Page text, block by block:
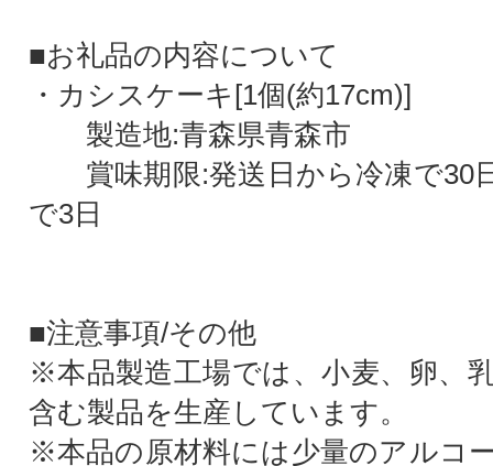
■お礼品の内容について
・カシスケーキ[1個(約17cm)]
製造地:青森県青森市
賞味期限:発送日から冷凍で30
で3日
■注意事項/その他
※本品製造工場では、小麦、卵、
含む製品を生産しています。
※本品の原材料には少量のアルコ